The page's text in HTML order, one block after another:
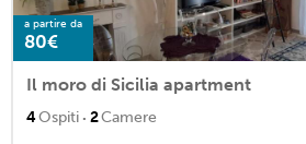
a partire da
80€
Il moro di Sicilia apartment
4Ospiti · 2Camere